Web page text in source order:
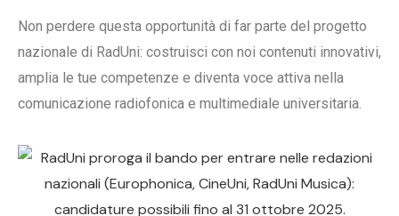
Non perdere questa opportunità di far parte del progetto
nazionale di RadUni: costruisci con noi contenuti innovativi,
amplia le tue competenze e diventa voce attiva nella
comunicazione radiofonica e multimediale universitaria.